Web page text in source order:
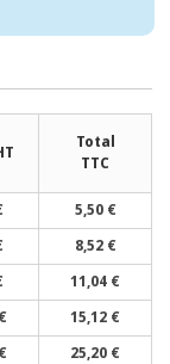
Total
TTC
5,50 €
8,52 €
11,04 €
15,12 €
25,20 €